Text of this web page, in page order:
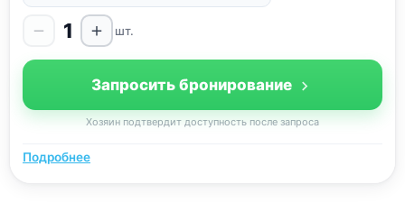
1 шт.
Запросить бронирование
Хозяин подтвердит доступность после запроса
Подробнее